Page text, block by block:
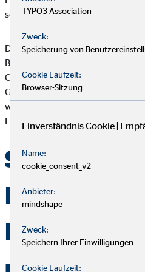
sorgen.
Das SOS-Kinderdorf Madagaskar
Besonderen auf den Schutz von
Obhut und Bildung sowie
Gesundheit und Ernährung. Ziel
wieder in ihre Familien
Familien zu betreuen.
So fördert
Kinderdorf
TYPO3 Association
Zweck:
Speicherung von
Cookie Laufzeit:
Browser-Sitzung
Einverständnis Cookie |
Name:
cookie_consent_v2
Anbieter:
mindshape
Zweck:
Speichern Ihrer Einwilligungen
Cookie Laufzeit: